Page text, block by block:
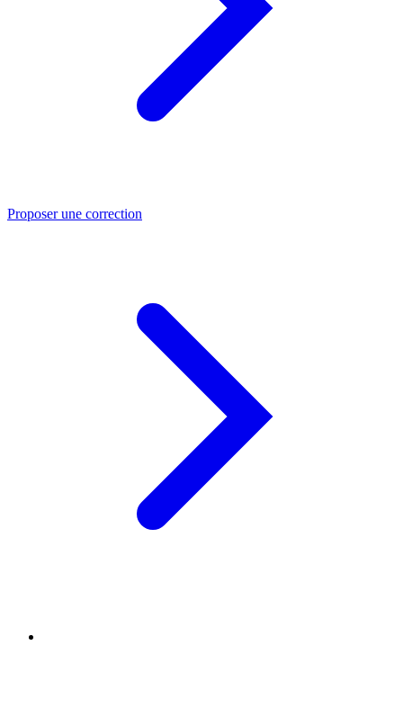
Proposer une correction